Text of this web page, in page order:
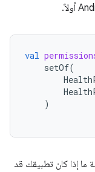
val
setOf(
)
ما إذا كان تطبيقك قد